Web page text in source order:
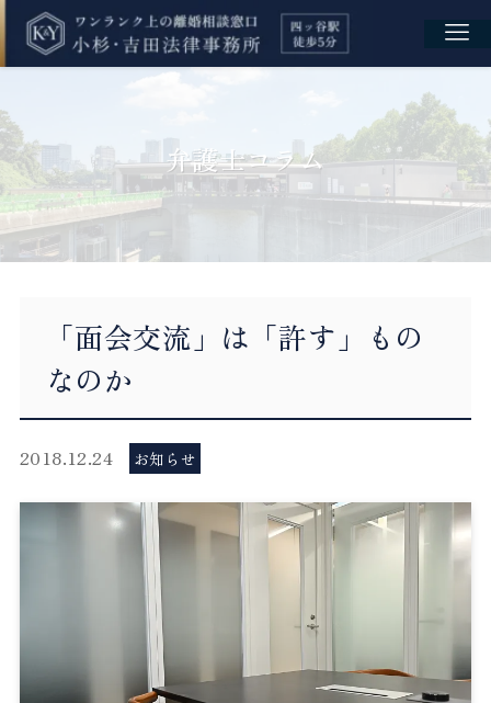
弁護士コラム
「面会交流」は「許す」もの
なのか
2018.12.24 お知らせ